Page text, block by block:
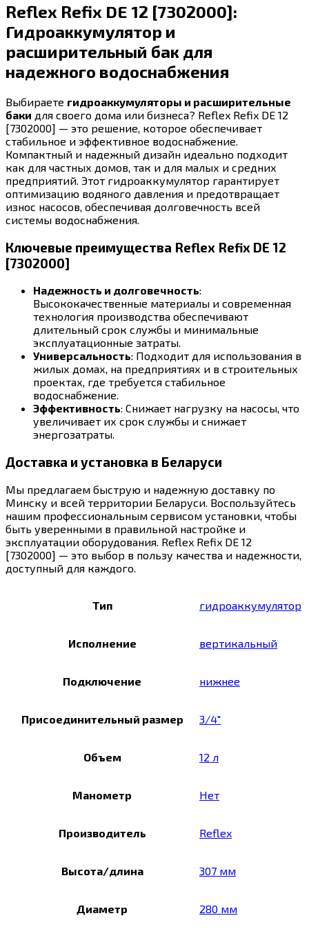
Reflex Refix DE 12 [7302000]:
Гидроаккумулятор и
расширительный бак для
надежного водоснабжения
Выбираете гидроаккумуляторы и расширительные
баки для своего дома или бизнеса? Reflex Refix DE 12
[7302000] — это решение, которое обеспечивает
стабильное и эффективное водоснабжение.
Компактный и надежный дизайн идеально подходит
как для частных домов, так и для малых и средних
предприятий. Этот гидроаккумулятор гарантирует
оптимизацию водяного давления и предотвращает
износ насосов, обеспечивая долговечность всей
системы водоснабжения.
Ключевые преимущества Reflex Refix DE 12
[7302000]
Надежность и долговечность:
Высококачественные материалы и современная
технология производства обеспечивают
длительный срок службы и минимальные
эксплуатационные затраты.
Универсальность: Подходит для использования в
жилых домах, на предприятиях и в строительных
проектах, где требуется стабильное
водоснабжение.
Эффективность: Снижает нагрузку на насосы, что
увеличивает их срок службы и снижает
энергозатраты.
Доставка и установка в Беларуси
Мы предлагаем быструю и надежную доставку по
Минску и всей территории Беларуси. Воспользуйтесь
нашим профессиональным сервисом установки, чтобы
быть уверенными в правильной настройке и
эксплуатации оборудования. Reflex Refix DE 12
[7302000] — это выбор в пользу качества и надежности,
доступный для каждого.
Тип гидроаккумулятор
Исполнение вертикальный
Подключение нижнее
Присоединительный размер 3/4"
Объем 12 л
Манометр Нет
Производитель Reflex
Высота/длина 307 мм
Диаметр 280 мм